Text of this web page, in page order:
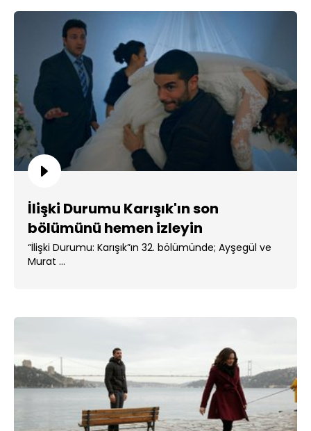
İlişki Durumu Karışık'ın son
bölümünü hemen izleyin
“İlişki Durumu: Karışık”ın 32. bölümünde; Ayşegül ve
Murat ...